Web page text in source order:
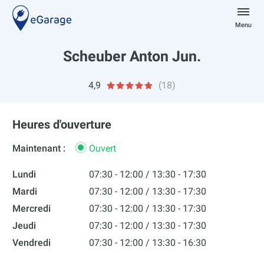
Aller
contenu
Menu
Scheuber Anton Jun.
4,9 (18)
Heures d'ouverture
Maintenant : Ouvert
Lundi 07:30 - 12:00
13:30 - 17:30
Mardi
07:30 - 12:00
13:30 - 17:30
Mercredi
07:30 - 12:00
13:30 - 17:30
Jeudi
07:30 - 12:00
13:30 - 17:30
Vendredi
07:30 - 12:00
13:30 - 16:30